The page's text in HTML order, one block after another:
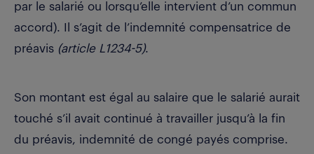
par le salarié ou lorsqu’elle intervient d’un commun
accord). Il s’agit de l’indemnité compensatrice de
préavis (article L1234-5).
Son montant est égal au salaire que le salarié aurait
touché s’il avait continué à travailler jusqu’à la fin
du préavis, indemnité de congé payés comprise.